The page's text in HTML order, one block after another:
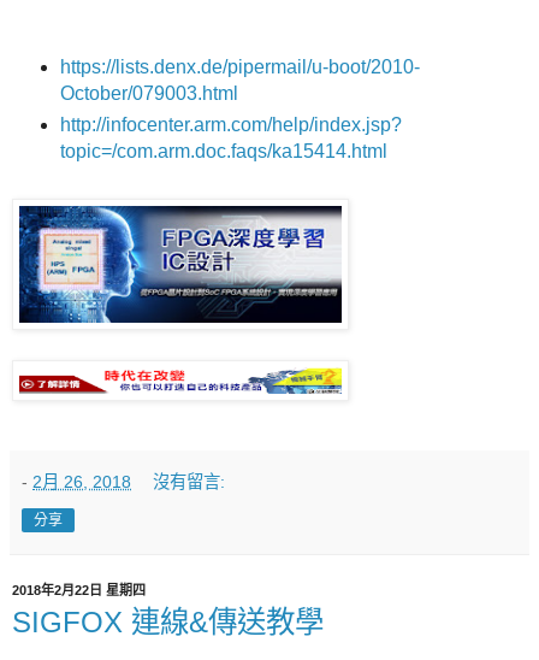
https://lists.denx.de/pipermail/u-boot/2010-
October/079003.html
http://infocenter.arm.com/help/index.jsp?
topic=/com.arm.doc.faqs/ka15414.html
- 2月 26, 2018 沒有留言:
分享
2018年2月22日 星期四
SIGFOX 連線&傳送教學